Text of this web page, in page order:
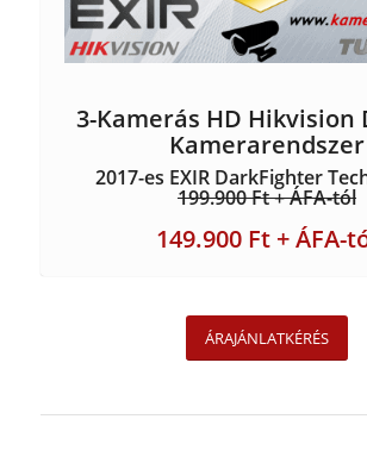
3-Kamerás HD Hikvision
Kamerarendszer
2017-es EXIR DarkFighter
199.900 Ft + ÁFA-tól
149.900 Ft + ÁFA-
ÁRAJÁNLATKÉRÉS